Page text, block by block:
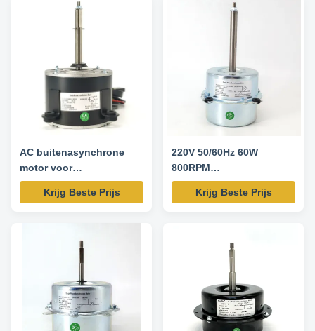
requirement. Product Features
quality rolling bearing. 2. Small
Other protection THERMALLY
PROTECTED Key Parameters
Model Power /W Frequency /Hz
Speed /RPM Rated Current /A ...
AC buitenasynchrone
motor voor
airconditioning - 220V
50/60Hz 140W 1160RPM
Krijg Beste Prijs
220V 50/60Hz 60W
800RPM
wisselstroommotor voor
buitenluchtconditioning
Krijg Beste Prijs